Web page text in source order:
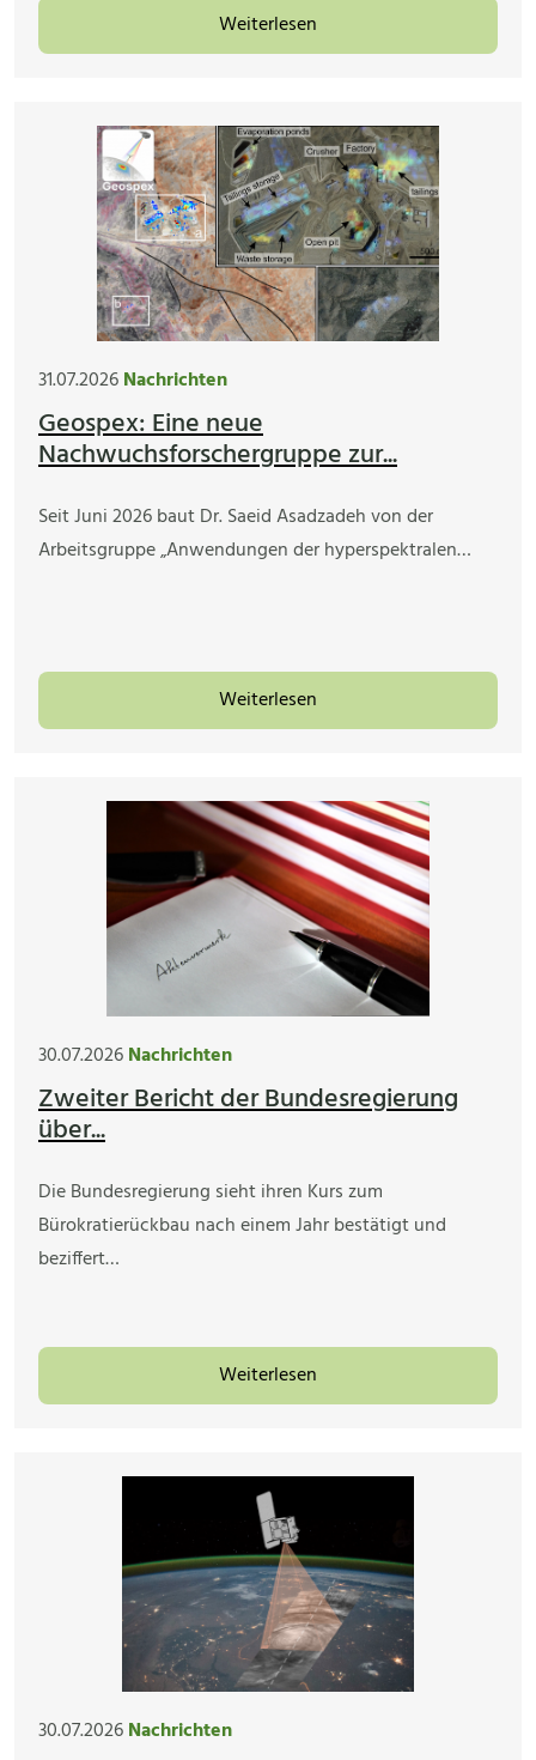
Weiterlesen
31.07.2026Nachrichten
Geospex: Eine neue
Nachwuchsforschergruppe zur...
Seit Juni 2026 baut Dr. Saeid Asadzadeh von der
Arbeitsgruppe „Anwendungen der hyperspektralen…
Weiterlesen
30.07.2026Nachrichten
Zweiter Bericht der Bundesregierung
über...
Die Bundesregierung sieht ihren Kurs zum
Bürokratierückbau nach einem Jahr bestätigt und
beziffert…
Weiterlesen
30.07.2026Nachrichten